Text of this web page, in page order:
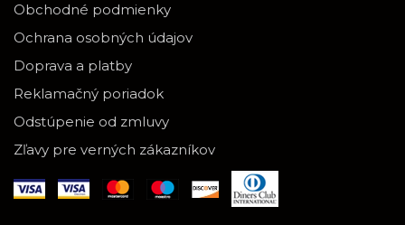
Obchodné podmienky
Ochrana osobných údajov
Doprava a platby
Reklamačný poriadok
Odstúpenie od zmluvy
Zľavy pre verných zákazníkov